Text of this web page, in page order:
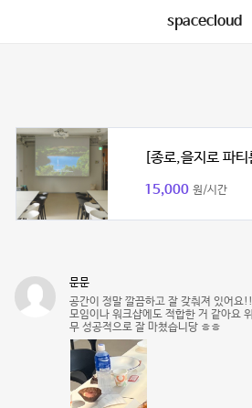
spacecloud
[종로,을지로 파
15,000 원/시간
문문
공간이 정말 깔끔하고 잘 갖춰져 있어요
모임이나 워크샵에도 적합한 거 같아요
무 성공적으로 잘 마쳤습니당 ㅎㅎ